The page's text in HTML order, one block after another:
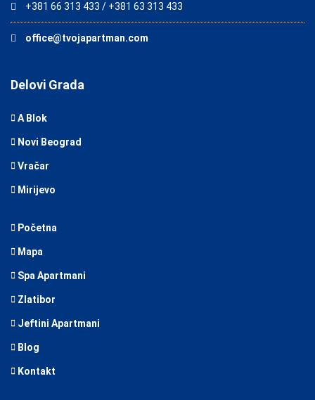
+381 66 313 433 / +381 63 313 433
office@tvojapartman.com
Delovi Grada
A Blok
Novi Beograd
Vračar
Mirijevo
Početna
Mapa
Spa Apartmani
Zlatibor
Jeftini Apartmani
Blog
Kontakt